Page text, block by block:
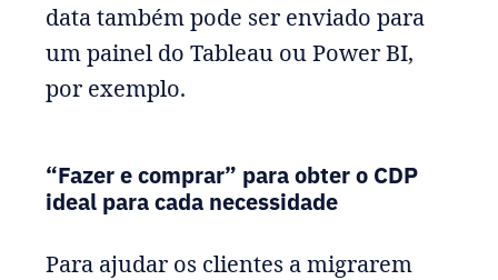
data também pode ser enviado para
um painel do Tableau ou Power BI,
por exemplo.
“Fazer e comprar” para obter o CDP
ideal para cada necessidade
Para ajudar os clientes a migrarem